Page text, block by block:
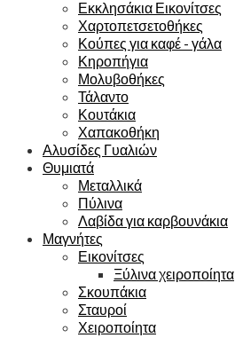
Εκκλησάκια Εικονίτσες
Χαρτοπετσετοθήκες
Κούπες για καφέ - γάλα
Κηροπήγια
Μολυβοθήκες
Τάλαντο
Κουτάκια
Χαπακοθήκη
Αλυσίδες Γυαλιών
Θυμιατά
Μεταλλικά
Πύλινα
Λαβίδα για καρβουνάκια
Μαγνήτες
Εικονίτσες
Ξύλινα χειροποίητα
Σκουπάκια
Σταυροί
Χειροποίητα